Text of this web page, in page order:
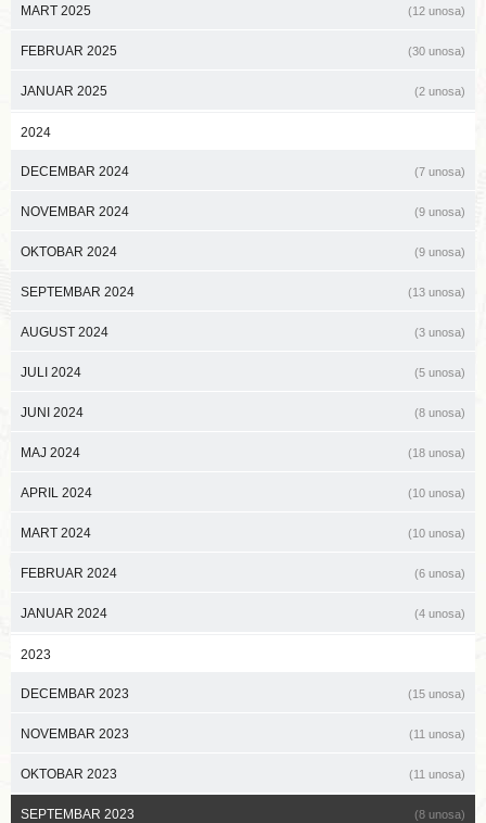
MART 2025 (12 unosa)
FEBRUAR 2025 (30 unosa)
JANUAR 2025 (2 unosa)
2024
DECEMBAR 2024 (7 unosa)
NOVEMBAR 2024 (9 unosa)
OKTOBAR 2024 (9 unosa)
SEPTEMBAR 2024 (13 unosa)
AUGUST 2024 (3 unosa)
JULI 2024 (5 unosa)
JUNI 2024 (8 unosa)
MAJ 2024 (18 unosa)
APRIL 2024 (10 unosa)
MART 2024 (10 unosa)
FEBRUAR 2024 (6 unosa)
JANUAR 2024 (4 unosa)
2023
DECEMBAR 2023 (15 unosa)
NOVEMBAR 2023 (11 unosa)
OKTOBAR 2023 (11 unosa)
SEPTEMBAR 2023 (8 unosa)